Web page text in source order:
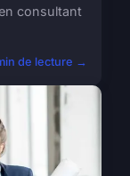
consultant
de lecture →